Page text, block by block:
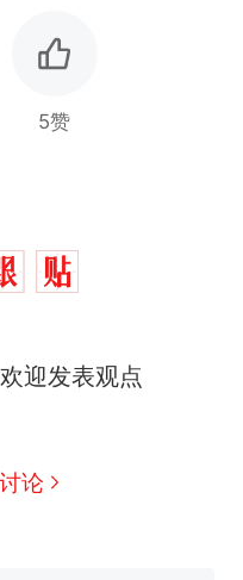
5赞
迎发表观点
论